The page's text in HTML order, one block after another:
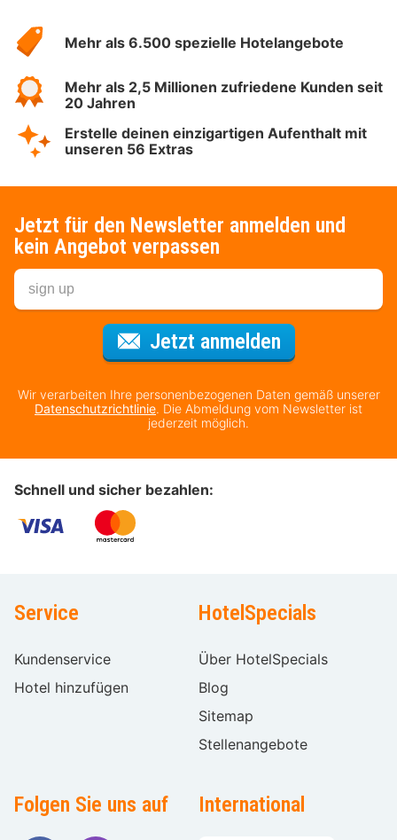
Hotelspecials
Mehr als 6.500 spezielle Hotelangebote
Mehr als 2,5 Millionen zufriedene Kunden seit
20 Jahren
Erstelle deinen einzigartigen Aufenthalt mit
unseren 56 Extras
Jetzt für den Newsletter anmelden und
kein Angebot verpassen
Jetzt anmeldenFür den
Wir verarbeiten Ihre personenbezogenen Daten gemäß unserer
Datenschutzrichtlinie. Die Abmeldung vom Newsletter ist
jederzeit möglich.
Schnell und sicher bezahlen:
Service
Kundenservice
Hotel hinzufügen
HotelSpecials
Über HotelSpecials
Blog
Sitemap
Stellenangebote
Folgen Sie uns auf International